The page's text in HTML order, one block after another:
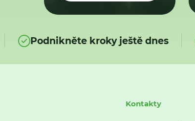
Podnikněte kroky ještě dnes
Kontakty